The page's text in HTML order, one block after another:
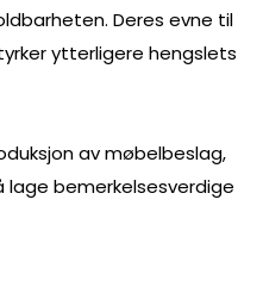
Deres evne til
ytterligere hengslets
av møbelbeslag,
bemerkelsesverdige